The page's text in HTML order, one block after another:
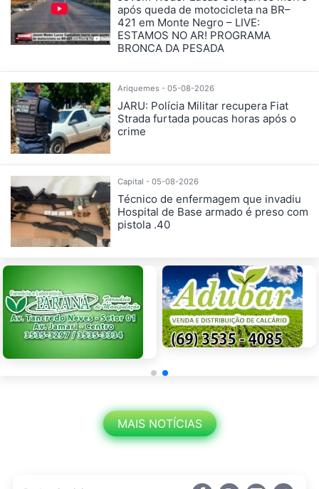
após queda de motocicleta na BR–
421 em Monte Negro – LIVE:
ESTAMOS NO AR! PROGRAMA
BRONCA DA PESADA
Ariquemes - 05-08-2026
JARU: Polícia Militar recupera Fiat
Strada furtada poucas horas após o
crime
Capital - 05-08-2026
Técnico de enfermagem que invadiu
Hospital de Base armado é preso com
pistola .40
MAIS NOTÍCIAS